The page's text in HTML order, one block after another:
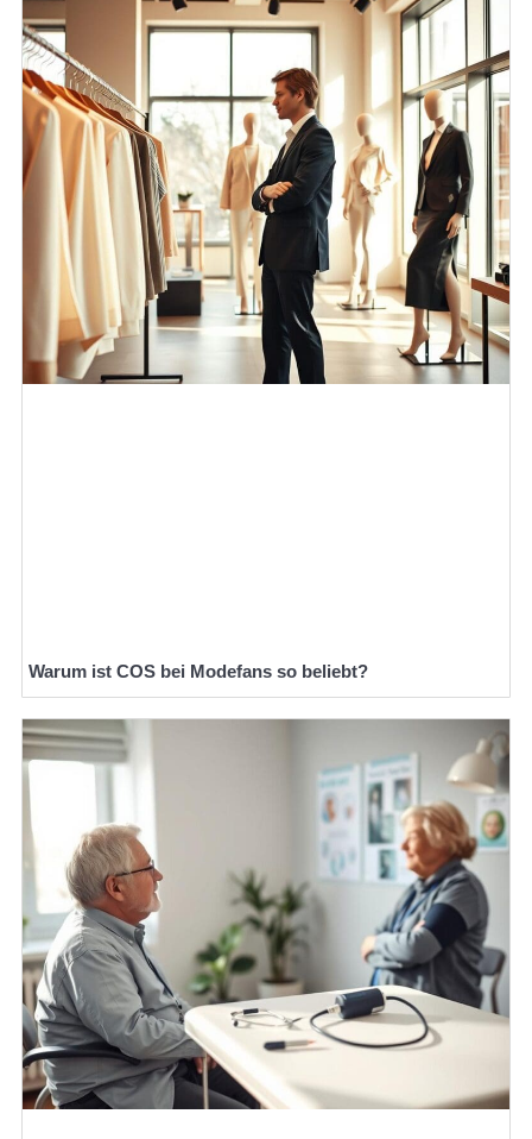
Warum ist COS bei Modefans so beliebt?